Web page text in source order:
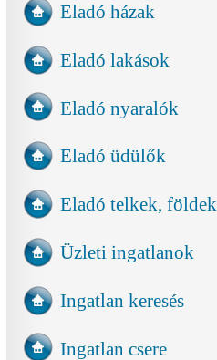
Eladó házak
Eladó lakások
Eladó nyaralók
Eladó üdülők
Eladó telkek, földek
Üzleti ingatlanok
Ingatlan keresés
Ingatlan csere